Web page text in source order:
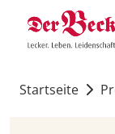
Startseite